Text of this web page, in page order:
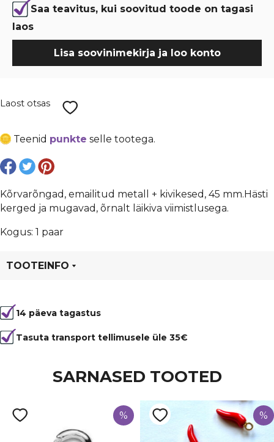
Saa teavitus, kui soovitud toode on tagasi
laos
Lisa soovinimekirja ja loo konto
Laost otsas
Teenid punkte selle tootega.
Kõrvarõngad, emailitud metall + kivikesed, 45 mm.Hästi
kerged ja mugavad, õrnalt läikiva viimistlusega.
Kogus: 1 paar
TOOTEINFO
14 päeva tagastus
Tasuta transport tellimusele üle 35€
SARNASED TOOTED
% %